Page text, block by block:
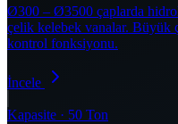
Ø300 – Ø3500 çaplarda
çelik kelebek vanalar. Büyük
kontrol fonksiyonu.
İncele
Kapasite · 50 Ton